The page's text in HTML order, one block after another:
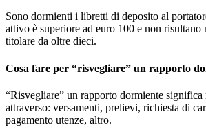
Sono dormienti i libretti di deposito al
attivo è superiore ad euro 100 e non risultano
titolare da oltre dieci.
Cosa fare per “risvegliare” un rapporto
“Risvegliare” un rapporto dormiente
attraverso: versamenti, prelievi, richiesta di
pagamento utenze, altro.